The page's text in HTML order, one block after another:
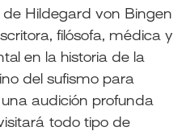
Hildegard von Bingen
filósofa, médica y
en la historia de la
del sufismo para
audición profunda
todo tipo de